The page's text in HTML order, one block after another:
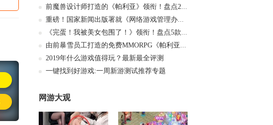
前魔兽设计师打造的《帕利亚》领衔！盘点20…
重磅！国家新闻出版署就《网络游戏管理办法…
《完蛋！我被美女包围了！》领衔！盘点5款…
由前暴雪员工打造的免费MMORPG《帕利亚》如…
2019年什么游戏值得玩？最新最全评测
一键找到好游戏:一周新游测试推荐专题
网游大观